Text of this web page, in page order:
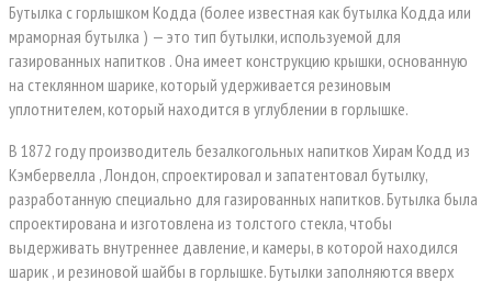
Бутылка с горлышком Кодда (более известная как бутылка Кодда или
мраморная бутылка ) — это тип бутылки, используемой для
газированных напитков . Она имеет конструкцию крышки, основанную
на стеклянном шарике, который удерживается резиновым
уплотнителем, который находится в углублении в горлышке.
В 1872 году производитель безалкогольных напитков Хирам Кодд из
Кэмбервелла , Лондон, спроектировал и запатентовал бутылку,
разработанную специально для газированных напитков. Бутылка была
спроектирована и изготовлена ​​из толстого стекла, чтобы
выдерживать внутреннее давление, и камеры, в которой находился
шарик , и резиновой шайбы в горлышке. Бутылки заполняются вверх